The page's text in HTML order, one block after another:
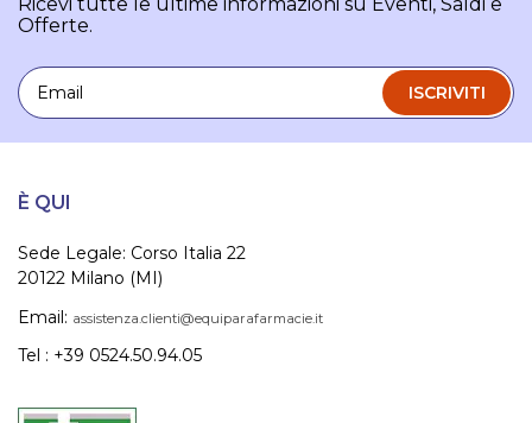
Offerte.
Email
ISCRIVITI
È QUI
Sede Legale: Corso Italia 22
20122 Milano (MI)
Email: assistenza.clienti@equiparafarmacie.it
Tel : +39 0524.50.94.05